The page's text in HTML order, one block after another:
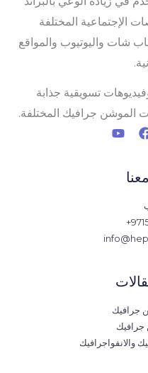
الإجتماعية المختلفة
شات واليوتيوب والمواقع
تسويقية جذابة
الموشن جرافيك المختلفة.
جرافيك
جرافيك
والانفواجرافيك